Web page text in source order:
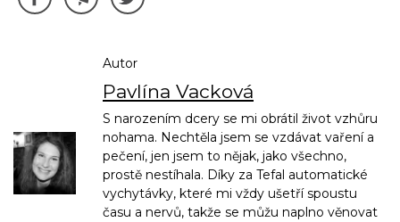
Autor
Pavlína Vacková
S narozením dcery se mi obrátil život vzhůru
nohama. Nechtěla jsem se vzdávat vaření a
pečení, jen jsem to nějak, jako všechno,
prostě nestíhala. Díky za Tefal automatické
vychytávky, které mi vždy ušetří spoustu
času a nervů, takže se můžu naplno věnovat